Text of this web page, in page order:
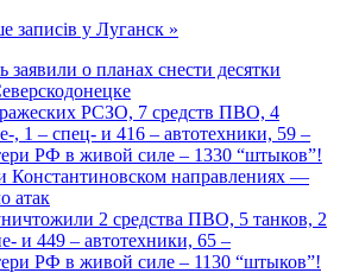
записів у Луганск »
о планах снести десятки
РСЗО, 7 средств ПВО, 4
, 1 – спец- и 416 – автотехники, 59 –
РФ в живой силе – 1330 “штыков”!
Константиновском направлениях —
атак
2 средства ПВО, 5 танков, 2
и 449 – автотехники, 65 –
РФ в живой силе – 1130 “штыков”!